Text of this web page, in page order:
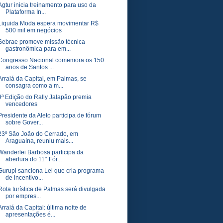
inicia treinamento para uso da
Plataforma In...
Moda espera movimentar R$
500 mil em negócios
promove missão técnica
gastronômica para em...
Nacional comemora os 150
anos de Santos ...
da Capital, em Palmas, se
consagra como a m...
Edição do Rally Jalapão premia
vencedores
da Aleto participa de fórum
sobre Gover...
São João do Cerrado, em
Araguaína, reuniu mais...
Barbosa participa da
abertura do 11° Fór...
sanciona Lei que cria programa
de incentivo...
turística de Palmas será divulgada
por empres...
da Capital: última noite de
apresentações é...